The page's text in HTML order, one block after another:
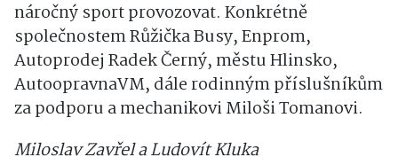
náročný sport provozovat. Konkrétně
společnostem Růžička Busy, Enprom,
Autoprodej Radek Černý, městu Hlinsko,
AutoopravnaVM, dále rodinným příslušníkům
za podporu a mechanikovi Miloši Tomanovi.
Miloslav Zavřel a Ludovít Kluka